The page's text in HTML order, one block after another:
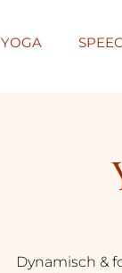
YOGA
Dynamisch &